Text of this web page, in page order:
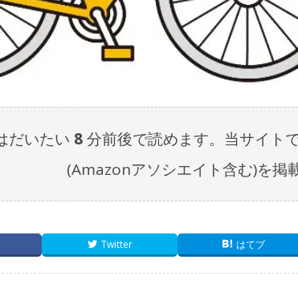
だいたい 8分前後で読めます。当サイト
(Amazonアソシエイト含む)を掲
Twitter はてブ